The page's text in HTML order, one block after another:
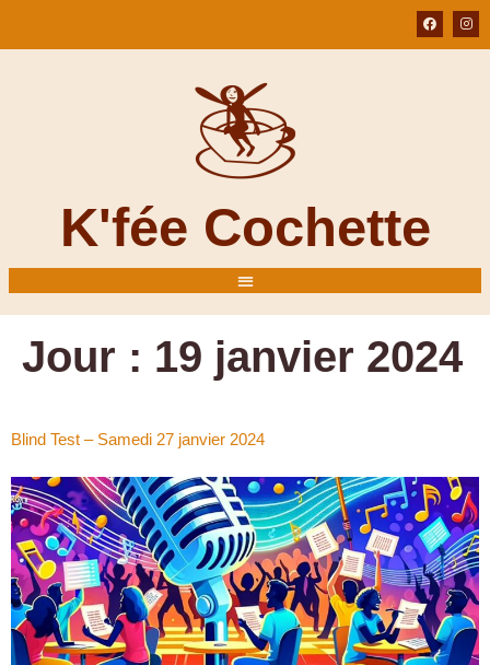
K'fée Cochette
Jour : 19 janvier 2024
Blind Test – Samedi 27 janvier 2024